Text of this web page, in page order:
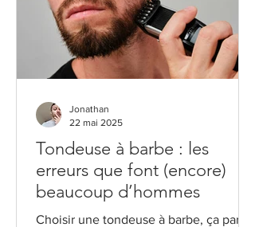
pour le quotidien… mais avec une vraie
âme. Voici mon retour détaillé, après
plusieurs utilisations — et oui, quel
Tondeuse à barbe : les
erreurs que font (encore)
beaucoup d’hommes
Choisir une tondeuse à barbe, ça paraît
Jonathan
22 mai 2025